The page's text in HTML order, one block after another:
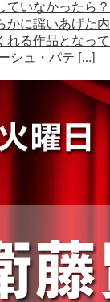
ていなかったら？
かに謡いあげた内
れる作品となって
シュ・パテ […]